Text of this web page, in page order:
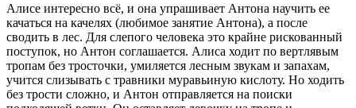
Алисе интересно всё, и она упрашивает Антона научить ее
качаться на качелях (любимое занятие Антона), а после
сводить в лес. Для слепого человека это крайне рискованный
поступок, но Антон соглашается. Алиса ходит по вертлявым
тропам без тросточки, умиляется лесным звукам и запахам,
учится слизывать с травники муравьиную кислоту. Но ходить
без трости сложно, и Антон отправляется на поиски